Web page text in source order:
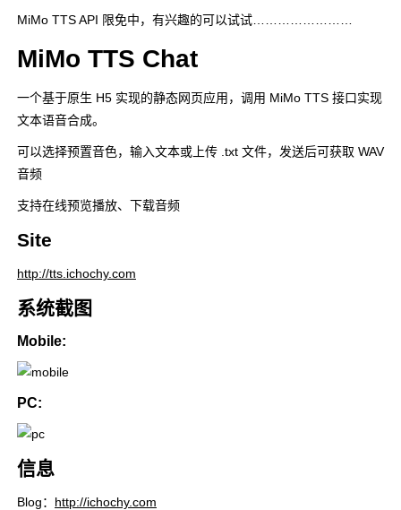
MiMo TTS API 限免中，有兴趣的可以试试……………………
MiMo TTS Chat
一个基于原生 H5 实现的静态网页应用，调用 MiMo TTS 接口实现
文本语音合成。
可以选择预置音色，输入文本或上传 .txt 文件，发送后可获取 WAV
音频
支持在线预览播放、下载音频
Site
http://tts.ichochy.com
系统截图
Mobile:
PC:
信息
Blog： http://ichochy.com